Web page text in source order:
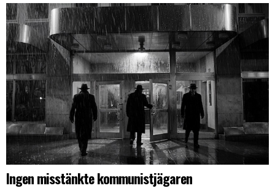
Ingen misstänkte kommunistjägaren